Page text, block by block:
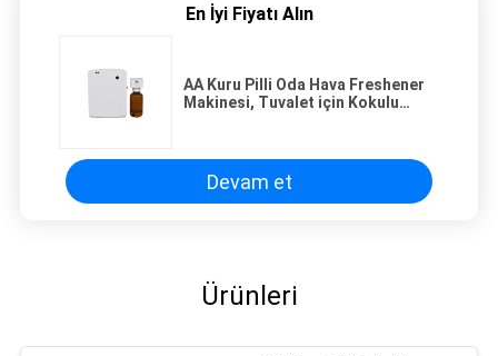
En İyi Fiyatı Alın
AA Kuru Pilli Oda Hava Freshener
Makinesi, Tuvalet için Kokulu
Devam et
Ürünleri